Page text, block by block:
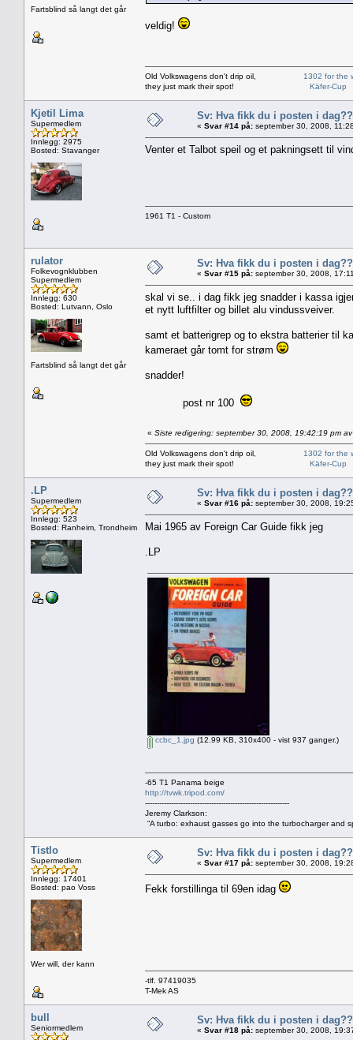
Fartsblind så langt det går
veldig!
Old Volkswagens don't drip oil, 1302 for the
they just mark their spot! Käfer-Cup
Kjetil Lima
Supermedlem
Innlegg: 2975
Bosted: Stavanger
Sv: Hva fikk du i posten i dag??
« Svar #14 på: september 30, 2008,
Venter et Talbot speil og et pakningsett til
1961 T1 - Custom
rulator
Folkevognklubben
Supermedlem
Innlegg: 630
Bosted: Lutvann, Oslo
Fartsblind så langt det går
Sv: Hva fikk du i posten i dag??
« Svar #15 på: september 30, 2008,
skal vi se.. i dag fikk jeg snadder i kassa
et nytt luftfilter og billet alu vindussveiver.
samt et batterigrep og to ekstra batterier til
kameraet går tomt for strøm
snadder!
post nr 100
« Siste redigering: september 30, 2008, 19:42:19 pm
Old Volkswagens don't drip oil, 1302 for the
they just mark their spot! Käfer-Cup
.LP
Supermedlem
Innlegg: 523
Bosted: Ranheim, Trondheim
Sv: Hva fikk du i posten i dag??
« Svar #16 på: september 30, 2008,
Mai 1965 av Foreign Car Guide fikk jeg
.LP
ccbc_1.jpg (12.99 KB, 310x400 - vist 937 ganger.)
-65 T1 Panama beige
http://tvwk.tripod.com/
-------------------------------------------------------------
Jeremy Clarkson:
“A turbo: exhaust gasses go into the turbocharger and
Tistlo
Supermedlem
Innlegg: 17401
Bosted: pao Voss
Wer will, der kann
Sv: Hva fikk du i posten i dag??
« Svar #17 på: september 30, 2008,
Fekk forstillinga til 69en idag
-tlf. 97419035
T-Mek AS
bull
Seniormedlem
Sv: Hva fikk du i posten i dag??
« Svar #18 på: september 30, 2008,